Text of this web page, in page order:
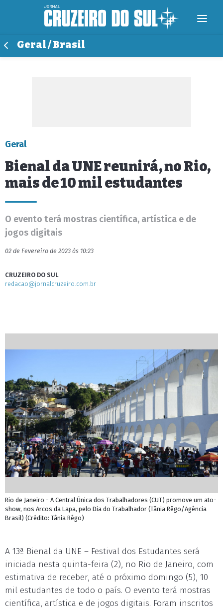
Geral / Brasil
Geral
Bienal da UNE reunirá, no Rio,
mais de 10 mil estudantes
O evento terá mostras científica, artística e de
jogos digitais
02 de Fevereiro de 2023 às 10:23
CRUZEIRO DO SUL
redacao@jornalcruzeiro.com.br
Rio de Janeiro - A Central Única dos Trabalhadores (CUT) promove um ato-
show, nos Arcos da Lapa, pelo Dia do Trabalhador (Tânia Rêgo/Agência
Brasil) (Crédito: Tânia Rêgo)
A 13ª Bienal da UNE – Festival dos Estudantes será
iniciada nesta quinta-feira (2), no Rio de Janeiro, com
estimativa de receber, até o próximo domingo (5), 10
mil estudantes de todo o país. O evento terá mostras
científica, artística e de jogos digitais. Foram inscritos